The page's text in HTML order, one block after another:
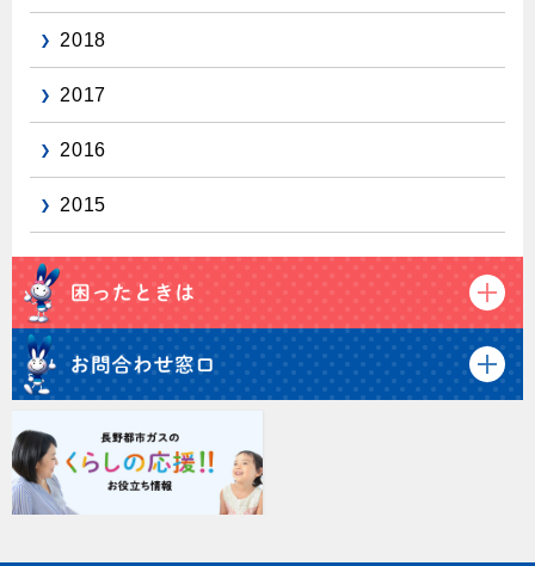
2018
2017
2016
2015